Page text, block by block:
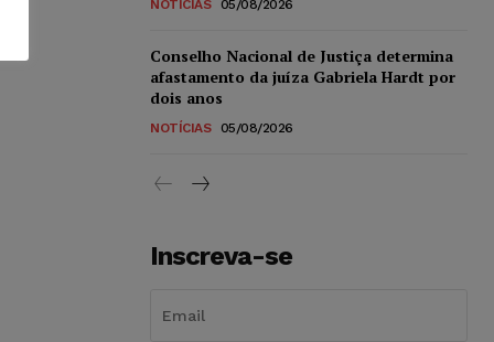
NOTÍCIAS 05/08/2026
Conselho Nacional de Justiça determina
afastamento da juíza Gabriela Hardt por
dois anos
NOTÍCIAS 05/08/2026
Inscreva-se